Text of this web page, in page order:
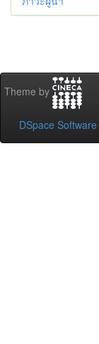
Theme by
DSpace Software